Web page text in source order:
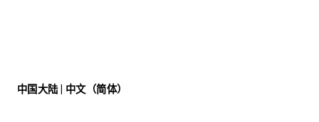
中国大陆 | 中文（简体）